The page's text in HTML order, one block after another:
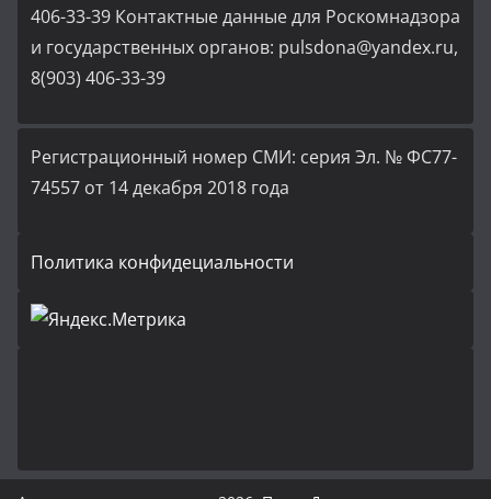
406-33-39 Контактные данные для Роскомнадзора
и государственных органов: pulsdona@yandex.ru,
8(903) 406-33-39
Регистрационный номер СМИ: серия Эл. № ФС77-
74557 от 14 декабря 2018 года
Политика конфидециальности